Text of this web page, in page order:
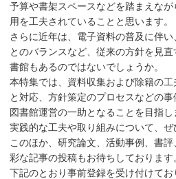
予算や書架スペースなどを踏まえな
用を工夫されていることと思います。
さらに近年は、電子資料の普及に伴
とのバランスなど、従来の方針を見
書館もあるのではないでしょうか。
本特集では、資料収集および除籍の
と対応、方針策定のプロセスなどの
図書館運営の一助となることを目指
実践的な工夫や取り組みについて、ぜ
このほか、研究論文、活動事例、書
彩な記事の投稿もお待ちしております
下記のとおり事前登録を受け付けて